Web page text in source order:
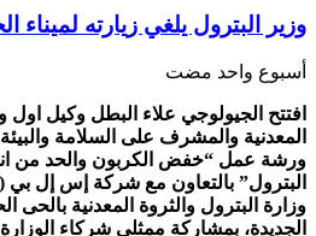
وزير البترول يلغي زيارته لميناء
‏أسبوع واحد مضت
افتتح الجيولوجي علاء البطل وكيل اول
المعدنية والمشرف على السلامة
ورشة عمل “خفض الكربون والحد من
البترول” بالتعاون مع شركة إس إل بي
وزارة البترول والثروة المعدنية بالحى
الجديدة، بمشاركة ممثلي شركاء